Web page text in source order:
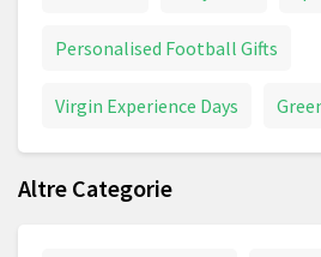
Personalised Football Gifts
Virgin Experience Days
Altre Categorie